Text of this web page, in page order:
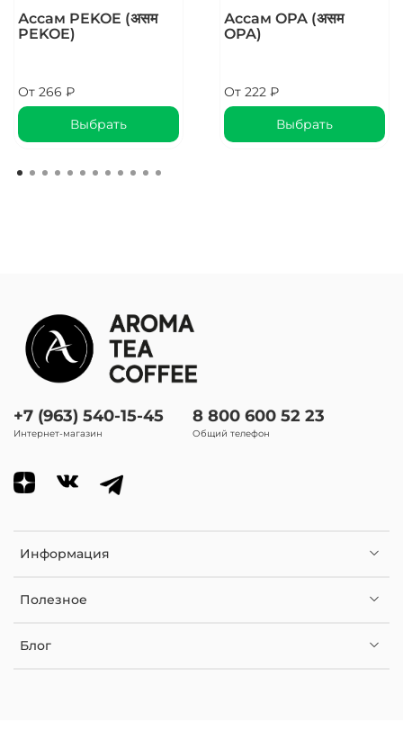
Ассам PEKOE (असम
PEKOE)
От 266 ₽
Выбрать
Ассам OPA (असम
OPA)
От 222 ₽
Выбрать
Информация
Полезное
Блог
+7 (963) 540-15-45
Интернет-магазин
8 800 600 52 23
Общий телефон